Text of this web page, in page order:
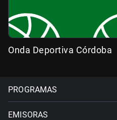
Onda Deportiva Córdoba
PROGRAMAS
EMISORAS